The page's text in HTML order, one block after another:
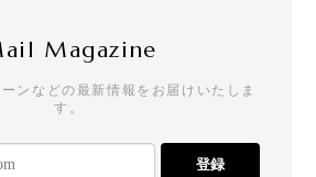
Magazine
ンなどの最新情報をお届けいたしま
す。
登録